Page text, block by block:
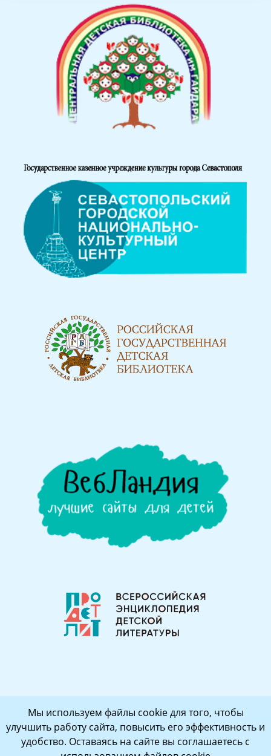
Мы используем файлы cookie для того, чтобы
улучшить работу сайта, повысить его эффективность и
удобство. Оставаясь на сайте вы соглашаетесь с